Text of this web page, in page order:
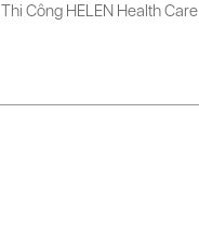
Thi Công HELEN Health Care